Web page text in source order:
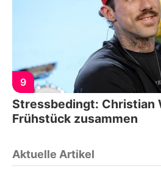
9
Stressbedingt: Christian
Frühstück zusammen
Aktuelle Artikel